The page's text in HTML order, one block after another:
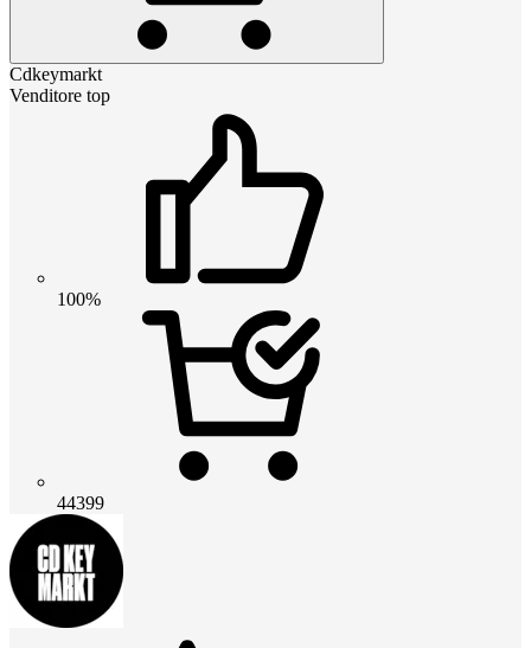
Cdkeymarkt
Venditore top
100%
44399